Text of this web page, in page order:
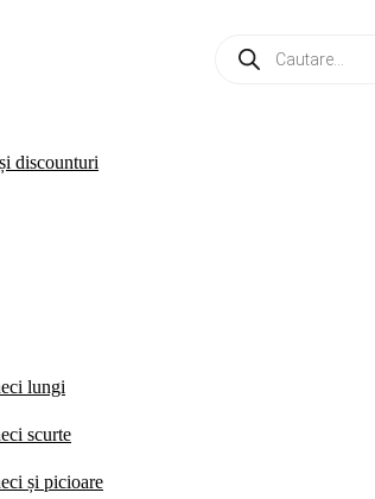
Products
search
discounturi
lungi
scurte
și picioare